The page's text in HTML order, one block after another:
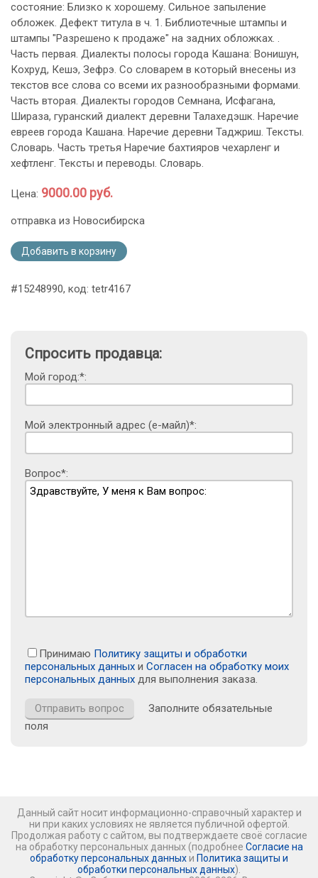
состояние: Близко к хорошему. Сильное запыление
обложек. Дефект титула в ч. 1. Библиотечные штампы и
штампы "Разрешено к продаже" на задних обложках. .
Часть первая. Диалекты полосы города Кашана: Вонишун,
Кохруд, Кешэ, Зефрэ. Со словарем в который внесены из
текстов все слова со всеми их разнообразными формами.
Часть вторая. Диалекты городов Семнана, Исфагана,
Шираза, гуранский диалект деревни Талахедэшк. Наречие
евреев города Кашана. Наречие деревни Таджриш. Тексты.
Словарь. Часть третья Наречие бахтияров чехарленг и
хефтленг. Тексты и переводы. Словарь.
Цена: 9000.00 руб.
отправка из Новосибирска
Добавить в корзину
#15248990, код: tetr4167
Спросить продавца:
Мой город:*:
Мой электронный адрес (е-майл)*:
Вопрос*:
Принимаю Политику защиты и обработки
персональных данных и Согласен на обработку моих
персональных данных для выполнения заказа.
Заполните обязательные
поля
Данный сайт носит информационно-справочный характер и
ни при каких условиях не является публичной офертой.
Продолжая работу с сайтом, вы подтверждаете своё согласие
на обработку персональных данных (подробнее Согласие на
обработку персональных данных и Политика защиты и
обработки персональных данных).